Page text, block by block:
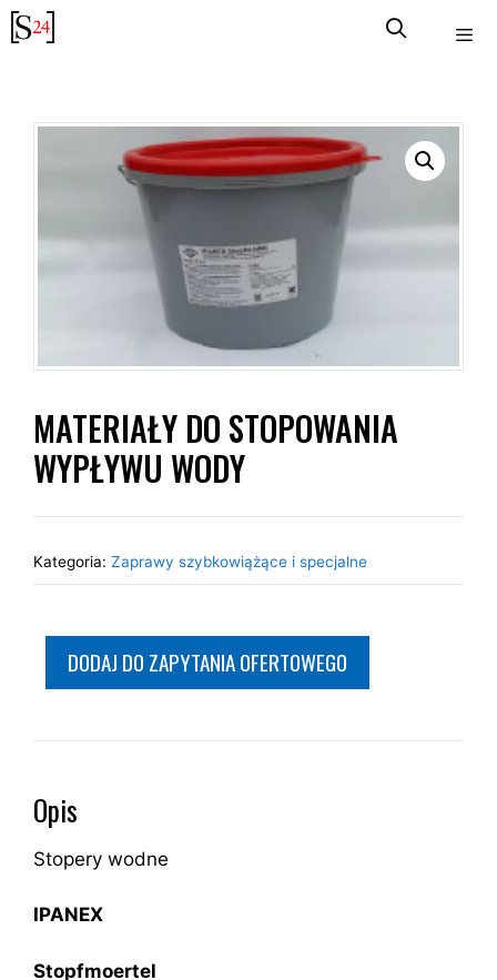
Przejdź
do
MATERIAŁY DO STOPOWANIA
WYPŁYWU WODY
DODAJ DO ZAPYTANIA OFERTOWEGO
Kategoria: Zaprawy szybkowiążące i specjalne
Opis
Stopery wodne
IPANEX
Stopfmoertel